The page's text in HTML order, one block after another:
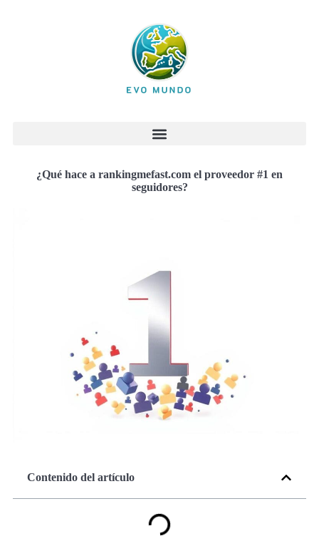
¿Qué hace a rankingmefast.com el proveedor #1 en
seguidores?
Contenido del artículo